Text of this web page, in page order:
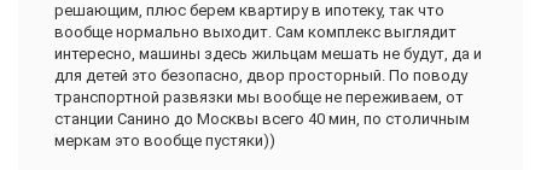
решающим, плюс берем квартиру в ипотеку, так что
вообще нормально выходит. Сам комплекс выглядит
интересно, машины здесь жильцам мешать не будут, да и
для детей это безопасно, двор просторный. По поводу
транспортной развязки мы вообще не переживаем, от
станции Санино до Москвы всего 40 мин, по столичным
меркам это вообще пустяки))